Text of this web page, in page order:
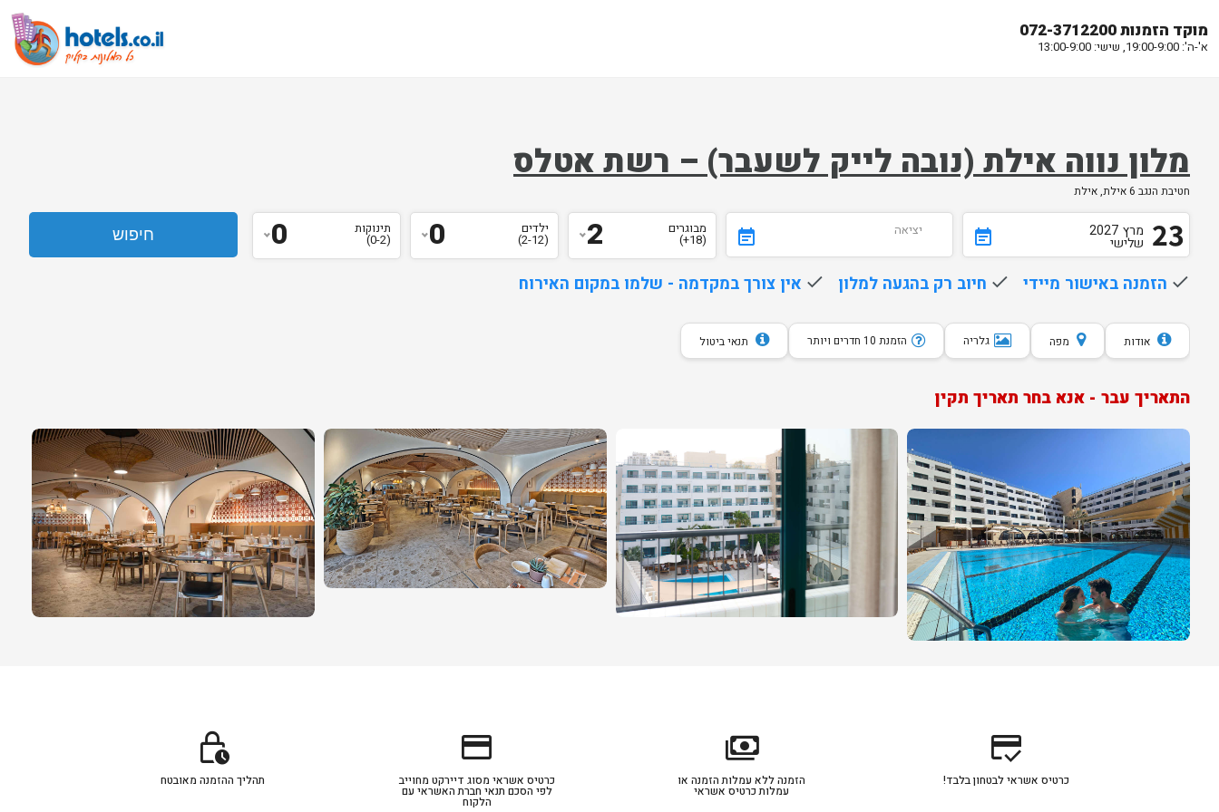
מוקד הזמנות 072-3712200
א'-ה': 19:00-9:00, שישי: 13:00-9:00
מלון נווה אילת (נובה לייק לשעבר) – רשת אטלס
חטיבת הנגב 6 אילת, אילת
event_note 23 מרץ 2027
שלישי event_note יציאה מבוגרים
(
18+
)
2 ילדים
(
2-12
)
0 תינוקות
(0-2)
0
done הזמנה באישור מיידי done חיוב רק בהגעה למלון done אין צורך במקדמה - שלמו במקום האירוח
אודות מפה גלריה הזמנת 10 חדרים ויותר תנאי ביטול
התאריך עבר - אנא בחר תאריך תקין
credit_score
כרטיס אשראי לבטחון בלבד!
payments
הזמנה ללא עמלות הזמנה או
עמלות כרטיס אשראי
credit_card
כרטיס אשראי מסוג דיירקט מחוייב
לפי הסכם תנאי חברת האשראי עם
הלקוח
lock_clock
תהליך ההזמנה מאובטח